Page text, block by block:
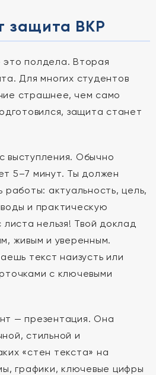
защита ВКР
полдела. Вторая
Для многих студентов
страшнее, чем само
защита станет
выступления. Обычно
5–7 минут. Ты должен
работы: актуальность, цель,
и практическую
листа нельзя! Твой доклад
живым и уверенным.
текст наизусть или
с ключевыми
— презентация. Она
стильной и
«стен текста» на
графики, ключевые цифры